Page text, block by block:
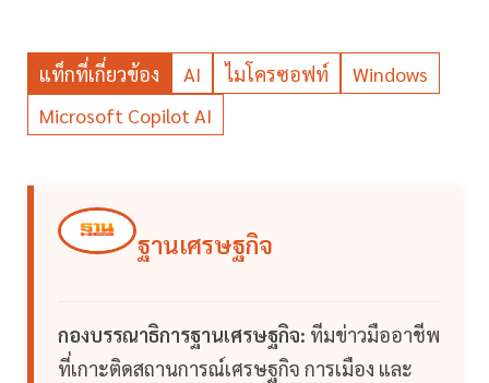
แท็กที่เกี่ยวข้อง AI ไมโครซอฟท์
Windows
Microsoft Copilot AI
ฐานเศรษฐกิจ
กองบรรณาธิการฐานเศรษฐกิจ: ทีมข่าวมืออาชีพ
ที่เกาะติดสถานการณ์เศรษฐกิจ การเมือง และ